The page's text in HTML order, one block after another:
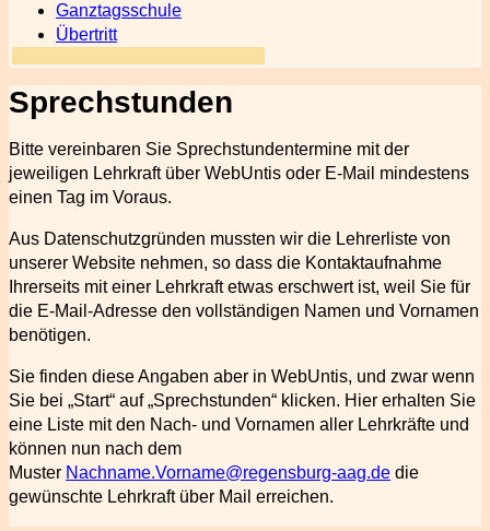
Ganztagsschule
Übertritt
Sprechstunden
Bitte vereinbaren Sie Sprechstundentermine mit der
jeweiligen Lehrkraft über WebUntis oder E-Mail mindestens
einen Tag im Voraus.
Aus Datenschutzgründen mussten wir die Lehrerliste von
unserer Website nehmen, so dass die Kontaktaufnahme
Ihrerseits mit einer Lehrkraft etwas erschwert ist, weil Sie für
die E-Mail-Adresse den vollständigen Namen und Vornamen
benötigen.
Sie finden diese Angaben aber in WebUntis, und zwar wenn
Sie bei „Start“ auf „Sprechstunden“ klicken. Hier erhalten Sie
eine Liste mit den Nach- und Vornamen aller Lehrkräfte und
können nun nach dem
Muster Nachname.Vorname@regensburg-aag.de die
gewünschte Lehrkraft über Mail erreichen.